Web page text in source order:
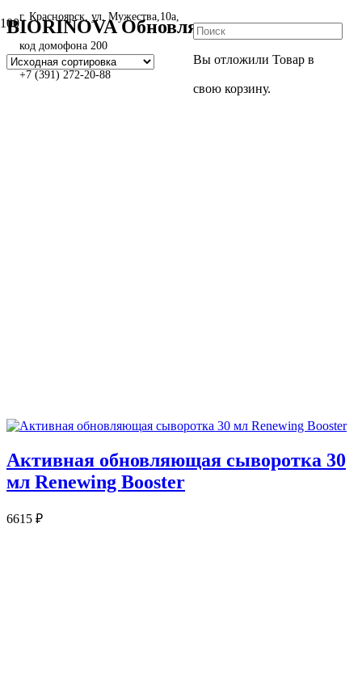
г. Красноярск, ул. Мужества,10а,
код домофона 200
+7 (391) 272-20-88
Вы отложили Товар в
свою корзину.
BIORINOVA Обновляющая линия
Активная обновляющая сыворотка 30
мл Renewing Booster
6615 ₽